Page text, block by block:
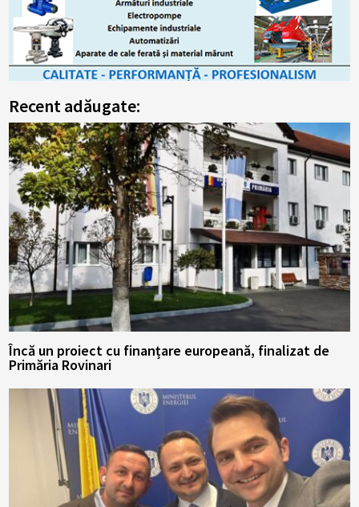
Recent adăugate:
Încă un proiect cu finanțare europeană, finalizat de
Primăria Rovinari